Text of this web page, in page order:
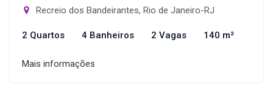
Recreio dos Bandeirantes, Rio de Janeiro-RJ
2 Quartos 4 Banheiros 2 Vagas 140 m²
Mais informações